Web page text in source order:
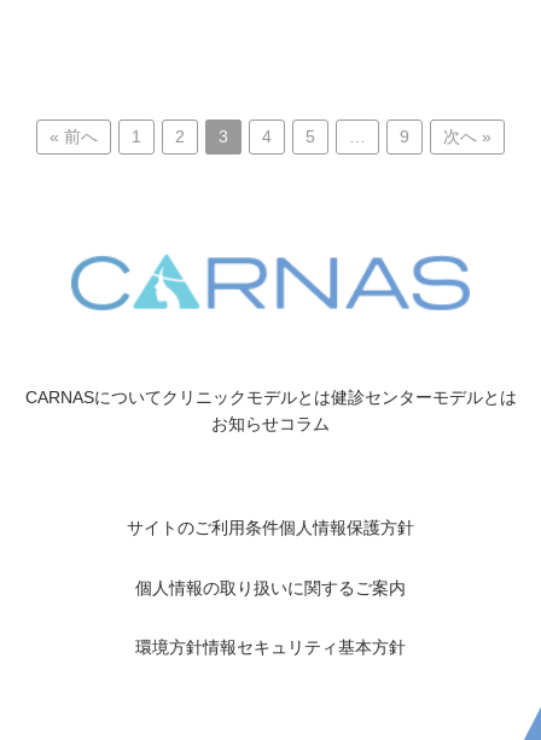
« 前へ 1 2 3 4 5 … 9 次へ »
CARNASについてクリニックモデルとは健診センターモデルとは
お知らせコラム
サイトのご利用条件個人情報保護方針
個人情報の取り扱いに関するご案内
環境方針情報セキュリティ基本方針